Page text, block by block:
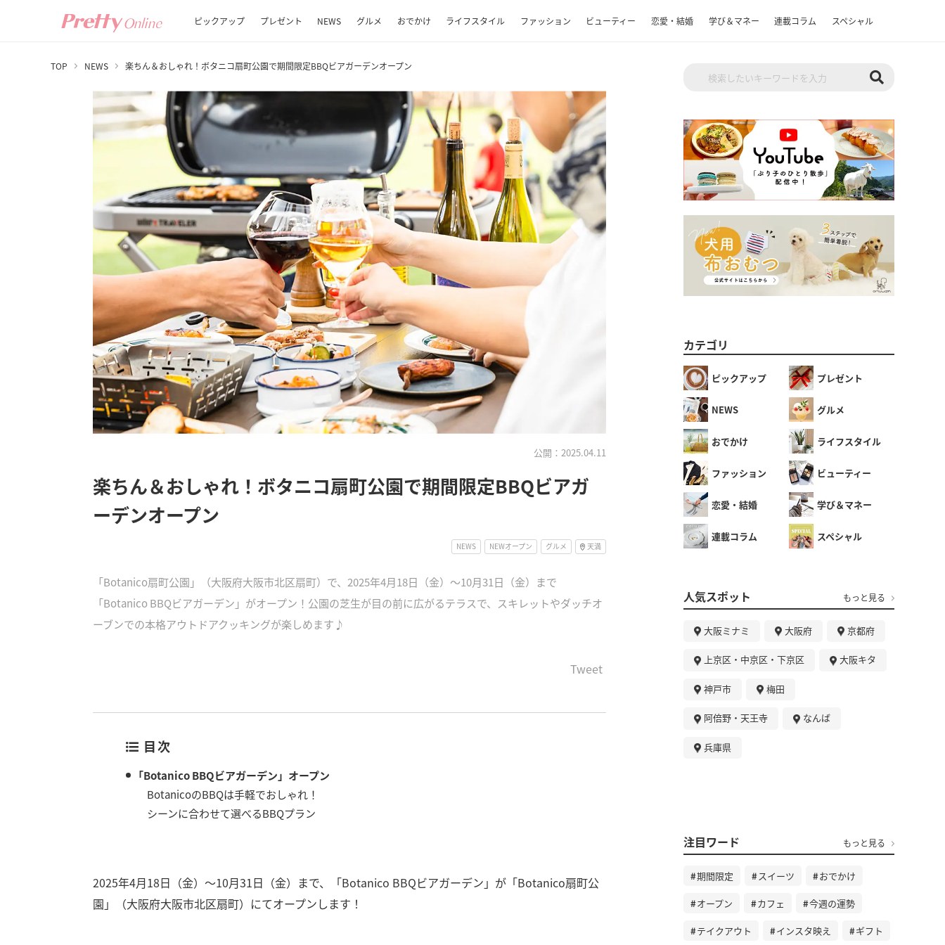
ピックアップ プレゼント NEWS グルメ おでかけ ライフスタイル ファッション ビューティー 恋愛・結婚 学び＆マネー 連載コラム スペシャル
TOP NEWS 楽ちん＆おしゃれ！ボタニコ扇町公園で期間限定BBQビアガーデンオープン
公開：2025.04.11
楽ちん＆おしゃれ！ボタニコ扇町公園で期間限定BBQビアガ
ーデンオープン
NEWS NEWオープン グルメ 天満
「Botanico扇町公園」（大阪府大阪市北区扇町）で、2025年4月18日（金）～10月31日（金）まで
「Botanico BBQビアガーデン」がオープン！公園の芝生が目の前に広がるテラスで、スキレットやダッチオ
ーブンでの本格アウトドアクッキングが楽しめます♪
Tweet
目次
「Botanico BBQビアガーデン」オープン
BotanicoのBBQは手軽でおしゃれ！
シーンに合わせて選べるBBQプラン
2025年4月18日（金）～10月31日（金）まで、「Botanico BBQビアガーデン」が「Botanico扇町公
園」（大阪府大阪市北区扇町）にてオープンします！
カテゴリ
ピックアップ プレゼント
NEWS グルメ
おでかけ ライフスタイル
ファッション ビューティー
恋愛・結婚 学び＆マネー
連載コラム スペシャル
人気スポット もっと見る
大阪ミナミ 大阪府 京都府
上京区・中京区・下京区 大阪キタ
神戸市 梅田
阿倍野・天王寺 なんば
兵庫県
注目ワード もっと見る
期間限定 スイーツ おでかけ
オープン カフェ 今週の運勢
テイクアウト インスタ映え ギフト